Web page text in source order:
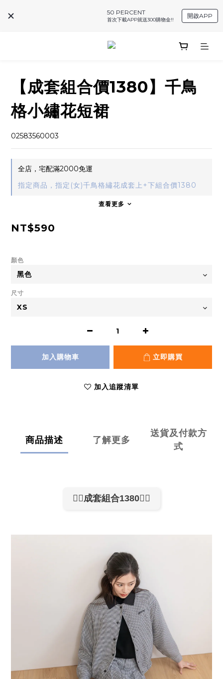
50 PERCENT
首次下載APP就送300購物金!!
開啟APP
【成套組合價1380】千鳥
格小繡花短裙
02583560003
全店，宅配滿2000免運
指定商品，指定(女)千鳥格繡花成套上+下組合價1380
查看更多
NT$590
顏色
尺寸
加入購物車 立即購買
加入追蹤清單
商品描述 了解更多
送貨及付款方
式
👉🏻成套組合1380👈🏻